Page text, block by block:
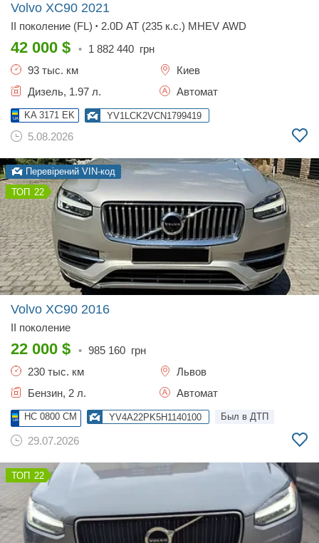
Volvo XC90 2021
II поколение (FL) • 2.0D AT (235 к.с.) MHEV AWD
42 000 $ • 1 882 440 грн
93 тыс. км
Киев
Дизель, 1.97 л.
Автомат
KA 3171 EK YV1LCK2VCN1799419
5.08.2026
Перевірений VIN-код
22
Volvo XC90 2016
II поколение
22 000 $ • 985 160 грн
230 тыс. км
Львов
Бензин, 2 л.
Автомат
HC 0800 CM YV4A22PK5H1140100 Был в ДТП
29.07.2026
22